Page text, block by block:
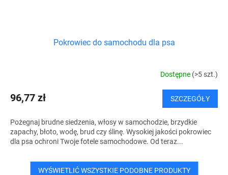
Pokrowiec do samochodu dla psa
Dostępne (>5 szt.)
96,77 zł SZCZEGÓŁY
Pożegnaj brudne siedzenia, włosy w samochodzie, brzydkie
zapachy, błoto, wodę, brud czy ślinę. Wysokiej jakości pokrowiec
dla psa ochroni Twoje fotele samochodowe. Od teraz...
WYŚWIETLIĆ WSZYSTKIE PODOBNE PRODUKTY